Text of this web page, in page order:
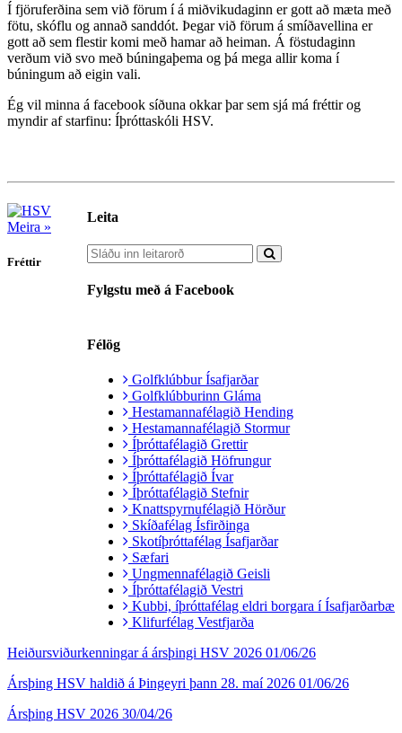
Í fjöruferðina sem við förum í á miðvikudaginn er gott að mæta með
fötu, skóflu og annað sanddót. Þegar við förum á smíðavellina er
gott að sem flestir komi með hamar að heiman. Á föstudaginn
verðum við svo með búningaþema og þá mega allir koma í
búningum að eigin vali.
Ég vil minna á facebook síðuna okkar þar sem sjá má fréttir og
myndir af starfinu: Íþróttaskóli HSV.
Leita
Fylgstu með á Facebook
Félög
Golfklúbbur Ísafjarðar
Golfklúbburinn Gláma
Hestamannafélagið Hending
Hestamannafélagið Stormur
Íþróttafélagið Grettir
Íþróttafélagið Höfrungur
Íþróttafélagið Ívar
Íþróttafélagið Stefnir
Knattspyrnufélagið Hörður
Skíðafélag Ísfirðinga
Skotíþróttafélag Ísafjarðar
Sæfari
Ungmennafélagið Geisli
Íþróttafélagið Vestri
Kubbi, íþróttafélag eldri borgara í Ísafjarðarbæ
Klifurfélag Vestfjarða
Meira »
Fréttir
Heiðursviðurkenningar á ársþingi HSV 2026 01/06/26
Ársþing HSV haldið á Þingeyri þann 28. maí 2026 01/06/26
Ársþing HSV 2026 30/04/26